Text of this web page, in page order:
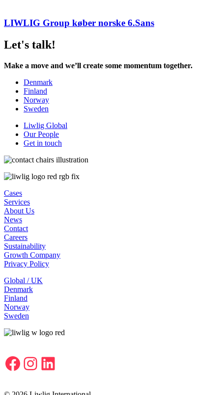
LIWLIG Group køber norske 6.Sans
Let's talk!
Make a move and we’ll create some momentum together.
Denmark
Finland
Norway
Sweden
Liwlig Global
Our People
Get in touch
Cases
Services
About Us
News
Contact
Careers
Sustainability
Growth Company
Privacy Policy
Global / UK
Denmark
Finland
Norway
Sweden
Facebook
Instagram
LinkedIn